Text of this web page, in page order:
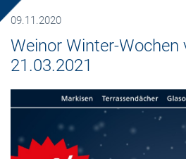
09.11.2020
Weinor Winter-Wochen
21.03.2021